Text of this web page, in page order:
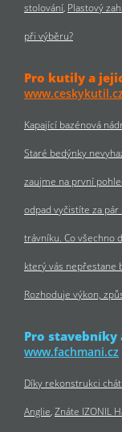
stolování Plastový
při výběru?
Pro kutily a
Kapající bazénová
Staré bedýnky
zaujme na první
odpad vyčistíte za
trávníku. Co všechno
který vás nepřestane
Rozhoduje výkon,
Pro stavebníky
www.fachmani.cz
Díky rekonstrukci
Anglie Znáte IZONIL